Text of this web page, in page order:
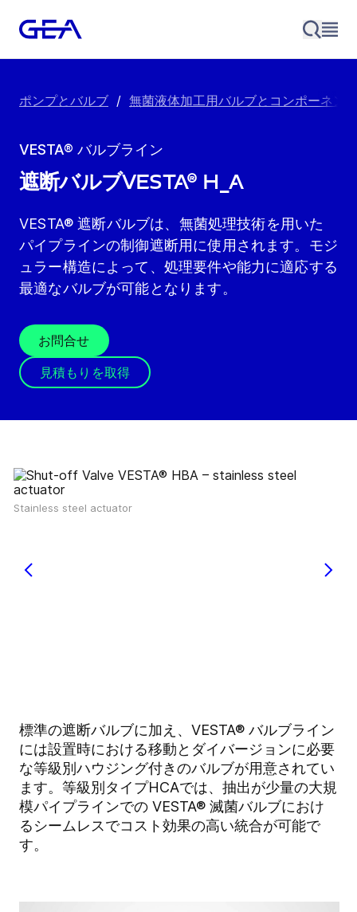
ポンプとバルブ / 無菌液体加工用バルブとコンポーネン
VESTA® バルブライン
遮断バルブVESTA® H_A
VESTA® 遮断バルブは、無菌処理技術を用いた
パイプラインの制御遮断用に使用されます。モジ
ュラー構造によって、処理要件や能力に適応する
最適なバルブが可能となります。
お問合せ
見積もりを取得
Stainless steel actuator
標準の遮断バルブに加え、VESTA® バルブライン
には設置時における移動とダイバージョンに必要
な等級別ハウジング付きのバルブが用意されてい
ます。等級別タイプHCAでは、抽出が少量の大規
模パイプラインでの VESTA® 滅菌バルブにおけ
るシームレスでコスト効果の高い統合が可能で
す。